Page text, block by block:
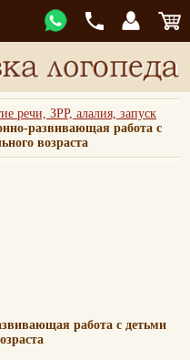
речи, ЗРР, алалия, запуск
развивающая работа с
возраста
работа с детьми